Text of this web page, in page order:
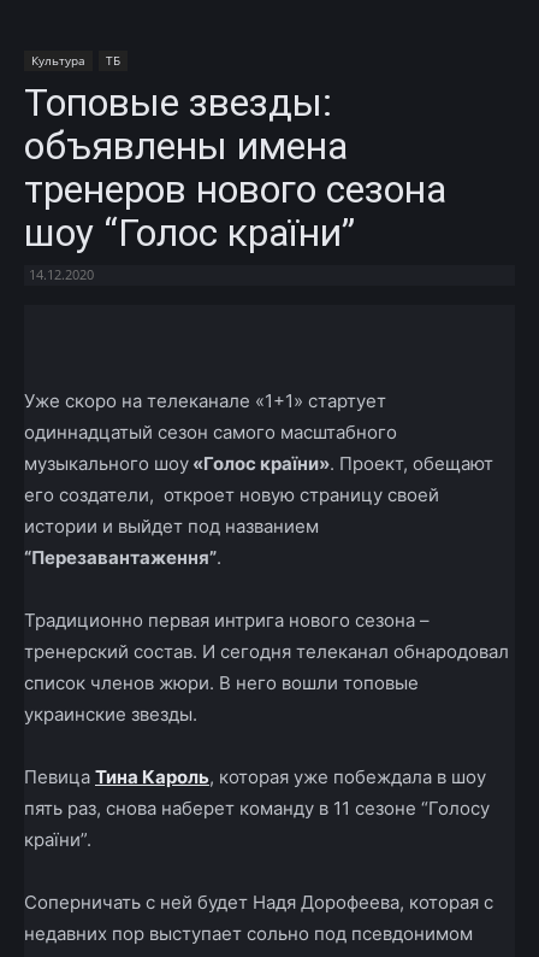
Культура ТБ
Топовые звезды:
объявлены имена
тренеров нового сезона
шоу “Голос країни”
14.12.2020
Уже скоро на телеканале «1+1» стартует
одиннадцатый сезон самого масштабного
музыкального шоу «Голос країни». Проект, обещают
его создатели, откроет новую страницу своей
истории и выйдет под названием
“Перезавантаження”.
Традиционно первая интрига нового сезона –
тренерский состав. И сегодня телеканал обнародовал
список членов жюри. В него вошли топовые
украинские звезды.
Певица Тина Кароль, которая уже побеждала в шоу
пять раз, снова наберет команду в 11 сезоне “Голосу
країни”.
Соперничать с ней будет Надя Дорофеева, которая с
недавних пор выступает сольно под псевдонимом